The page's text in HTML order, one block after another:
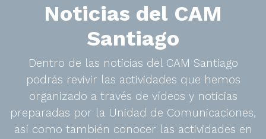
Noticias del CAM
Santiago
Dentro de las noticias del CAM Santiago
podrás revivir las actividades que hemos
organizado a través de vídeos y noticias
preparadas por la Unidad de Comunicaciones,
así como también conocer las actividades en